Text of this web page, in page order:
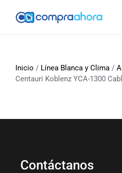
Inicio / Línea Blanca y Clima /
Centauri Koblenz YCA-1300
Contáctanos